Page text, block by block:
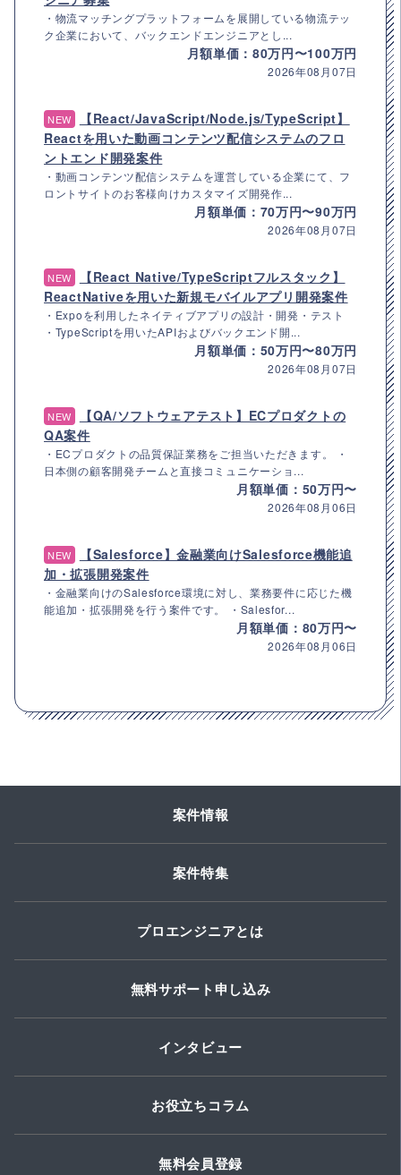
・物流マッチングプラットフォームを展開している物流テッ
ク企業において、バックエンドエンジニアとし...
月額単価：80万円〜100万円
2026年08月07日
NEW
【React/JavaScript/Node.js/TypeScript】
Reactを用いた動画コンテンツ配信システムのフロ
ントエンド開発案件
・動画コンテンツ配信システムを運営している企業にて、フ
ロントサイトのお客様向けカスタマイズ開発作...
月額単価：70万円〜90万円
2026年08月07日
NEW
【React Native/TypeScriptフルスタック】
ReactNativeを用いた新規モバイルアプリ開発案件
・Expoを利用したネイティブアプリの設計・開発・テスト
・TypeScriptを用いたAPIおよびバックエンド開...
月額単価：50万円〜80万円
2026年08月07日
NEW
【QA/ソフトウェアテスト】ECプロダクトの
QA案件
・ECプロダクトの品質保証業務をご担当いただきます。 ・
日本側の顧客開発チームと直接コミュニケーショ...
月額単価：50万円〜
2026年08月06日
NEW
【Salesforce】金融業向けSalesforce機能追
加・拡張開発案件
・金融業向けのSalesforce環境に対し、業務要件に応じた機
能追加・拡張開発を行う案件です。 ・Salesfor...
月額単価：80万円〜
2026年08月06日
案件情報
案件特集
プロエンジニアとは
無料サポート申し込み
インタビュー
お役立ちコラム
無料会員登録